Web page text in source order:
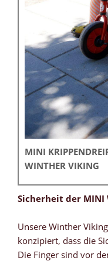
MINI
WINTHER VIKING
Sicherheit der MINI
Unsere Winther
konzipiert, dass die
Die Finger sind vor